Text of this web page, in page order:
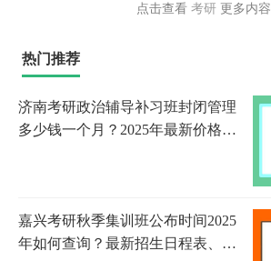
点击查看 考研 更多内容
热门推荐
济南考研政治辅导补习班封闭管理
多少钱一个月？2025年最新价格明
嘉兴考研秋季集训班公布时间2025
年如何查询？最新招生日程表、各